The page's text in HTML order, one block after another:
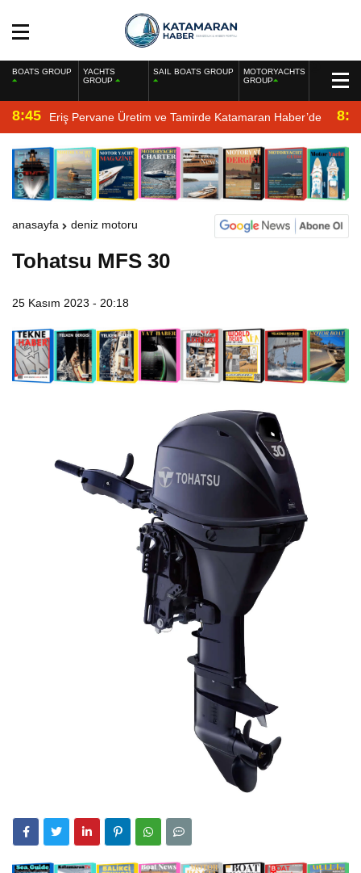
BOATS GROUP
YACHTS
GROUP
SAIL BOATS GROUP
MOTORYACHTS
GROUP
8:45 Eriş Pervane Üretim ve Tamirde Katamaran Haber’de
anasayfa deniz motoru
Tohatsu MFS 30
25 Kasım 2023 - 20:18